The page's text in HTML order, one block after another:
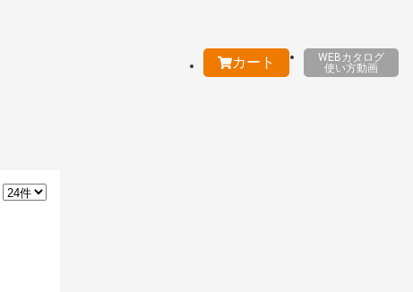
カート
WEBカタログ
使い方動画